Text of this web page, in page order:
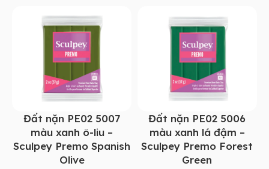
Đất nặn PE02 5007
màu xanh ô-liu –
Sculpey Premo Spanish
Olive
Đất nặn PE02 5006
màu xanh lá đậm –
Sculpey Premo Forest
Green